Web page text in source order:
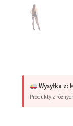
Wysyłka z:
Produkty z